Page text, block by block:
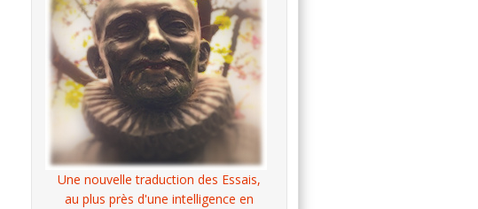
Une nouvelle traduction des Essais,
au plus près d'une intelligence en